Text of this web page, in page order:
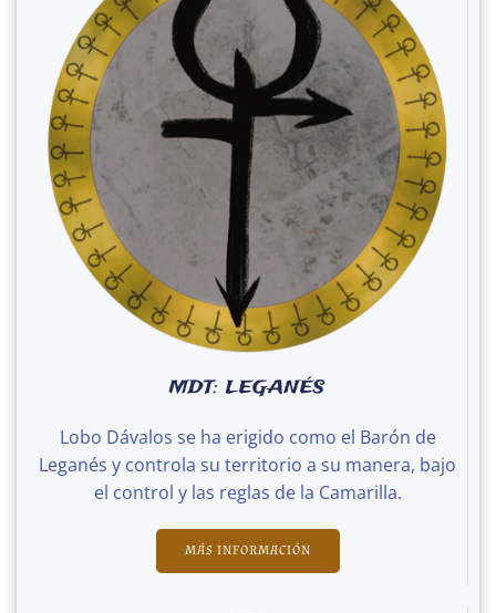
MDT: LEGANÉS
Lobo Dávalos se ha erigido como el Barón de
Leganés y controla su territorio a su manera, bajo
el control y las reglas de la Camarilla.
MÁS INFORMACIÓN